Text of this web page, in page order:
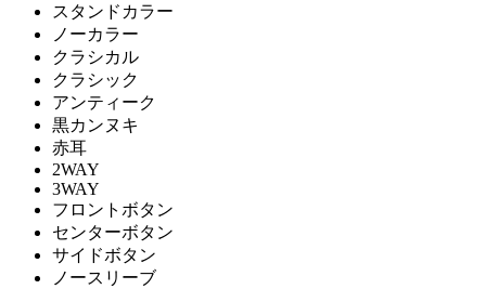
スタンドカラー
ノーカラー
クラシカル
クラシック
アンティーク
黒カンヌキ
赤耳
2WAY
3WAY
フロントボタン
センターボタン
サイドボタン
ノースリーブ